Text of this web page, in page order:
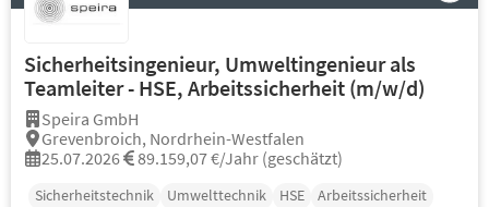
Sicherheitsingenieur, Umweltingenieur als
Teamleiter - HSE, Arbeitssicherheit (m/w/d)
Speira GmbH
Grevenbroich, Nordrhein-Westfalen
25.07.2026
89.159,07 €/Jahr (geschätzt)
Sicherheitstechnik Umwelttechnik HSE
Arbeitssicherheit